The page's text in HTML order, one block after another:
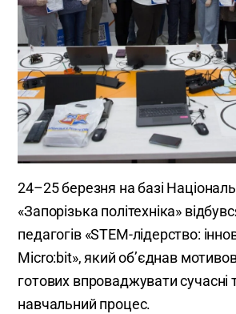
24–25 березня на базі
«Запорізька політехніка»
педагогів «STEM-лідерство:
Micro:bit», який об’єднав
готових впроваджувати сучасні
навчальний процес.